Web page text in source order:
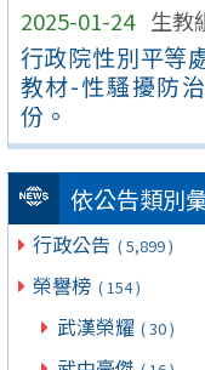
2025-01-24 生教
行政院性別平等
教材-性騷擾防
份。
依公告類別
行政公告 ( 5,899 )
榮譽榜 ( 154 )
武漢榮耀 ( 30 )